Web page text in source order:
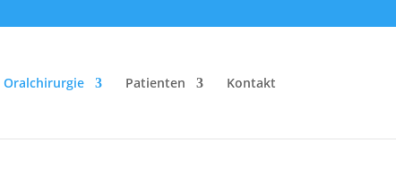
Oralchir­urgie Patienten Kontakt